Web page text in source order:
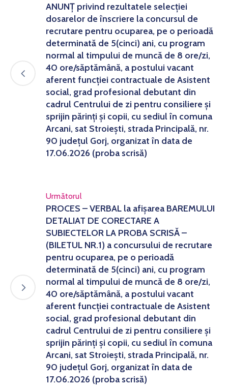
ANUNȚ privind rezultatele selecției
dosarelor de înscriere la concursul de
recrutare pentru ocuparea, pe o perioadă
determinată de 5(cinci) ani, cu program
normal al timpului de muncă de 8 ore/zi,
40 ore/săptămână, a postului vacant
aferent funcției contractuale de Asistent
social, grad profesional debutant din
cadrul Centrului de zi pentru consiliere și
sprijin părinți și copii, cu sediul în comuna
Arcani, sat Stroiești, strada Principală, nr.
90 județul Gorj, organizat în data de
17.06.2026 (proba scrisă)
Următorul
PROCES – VERBAL la afișarea BAREMULUI
DETALIAT DE CORECTARE A
SUBIECTELOR LA PROBA SCRISĂ –
(BILETUL NR.1) a concursului de recrutare
pentru ocuparea, pe o perioadă
determinată de 5(cinci) ani, cu program
normal al timpului de muncă de 8 ore/zi,
40 ore/săptămână, a postului vacant
aferent funcției contractuale de Asistent
social, grad profesional debutant din
cadrul Centrului de zi pentru consiliere și
sprijin părinți și copii, cu sediul în comuna
Arcani, sat Stroiești, strada Principală, nr.
90 județul Gorj, organizat în data de
17.06.2026 (proba scrisă)